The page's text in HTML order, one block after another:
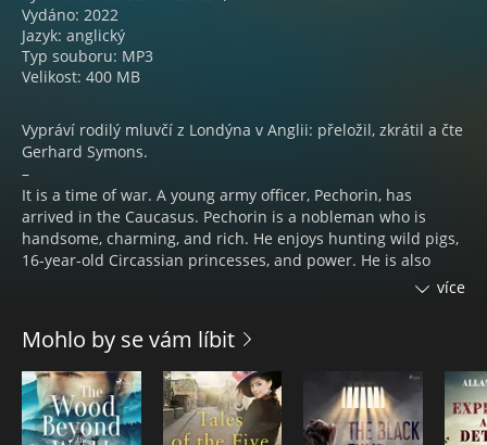
Vydáno: 2022
Jazyk: anglický
Typ souboru: MP3
Velikost: 400 MB
Vypráví rodilý mluvčí z Londýna v Anglii: přeložil, zkrátil a čte
Gerhard Symons.
–
It is a time of war. A young army officer, Pechorin, has
arrived in the Caucasus. Pechorin is a nobleman who is
handsome, charming, and rich. He enjoys hunting wild pigs,
16-year-old Circassian princesses, and power. He is also
You will follow him through five stories. You will read his
private diary. You will penetrate the secrets of a human
soul. And you will ask yourself, “who is Pechorin?”
© 2022 Three Thrushes
více
Mohlo by se vám líbit